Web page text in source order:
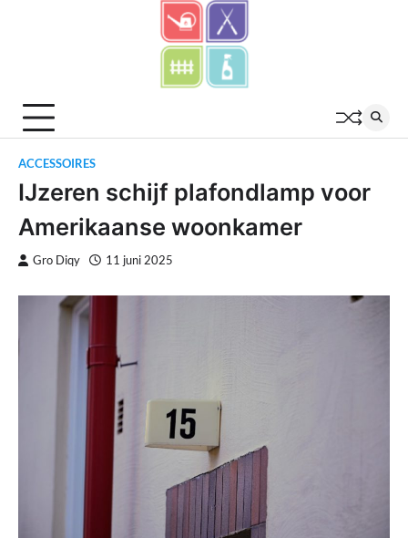
ACCESSOIRES
IJzeren schijf plafondlamp voor
Amerikaanse woonkamer
Gro Diqy 11 juni 2025